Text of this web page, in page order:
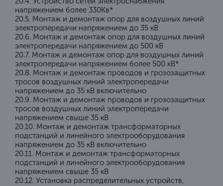
напряжением более 330Кв*
20.5. Монтаж и демонтаж опор для воздушных линий
электропередачи напряжением до 35 кВ
20.6. Монтаж и демонтаж опор для воздушных линий
электропередачи напряжением до 500 кВ
20.7. Монтаж и демонтаж опор для воздушных линий
электропередачи напряжением более 500 кВ*
20.8. Монтаж и демонтаж проводов и грозозащитных
тросов воздушных линий электропередачи
напряжением до 35 кВ включительно
20.9. Монтаж и демонтаж проводов и грозозащитных
тросов воздушных линий электропередачи
напряжением свыше 35 кВ
20.10. Монтаж и демонтаж трансформаторных
подстанций и линейного электрооборудования
напряжением до 35 кВ включительно
20.11. Монтаж и демонтаж трансформаторных
подстанций и линейного электрооборудования
напряжением свыше 35 кВ
20.12. Установка распределительных устройств,